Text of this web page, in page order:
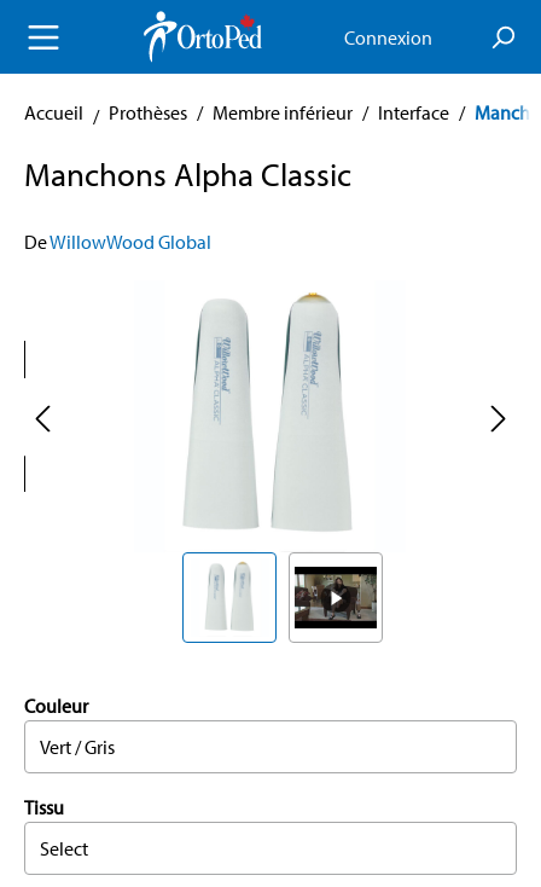
principal Connexion
Accueil Prothèses / Membre inférieur / Interface /
Manchons Alpha Classic
DeWillowWood Global
Couleur
Vert / Gris
Tissu
Select